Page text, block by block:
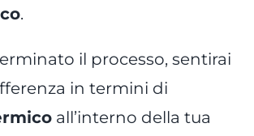
.
il processo, sentirai
in termini di
all’interno della tua